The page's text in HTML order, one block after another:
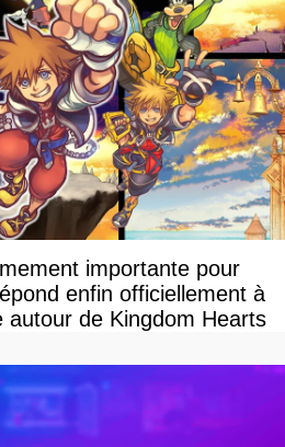
importante pour
enfin officiellement à
autour de Kingdom Hearts